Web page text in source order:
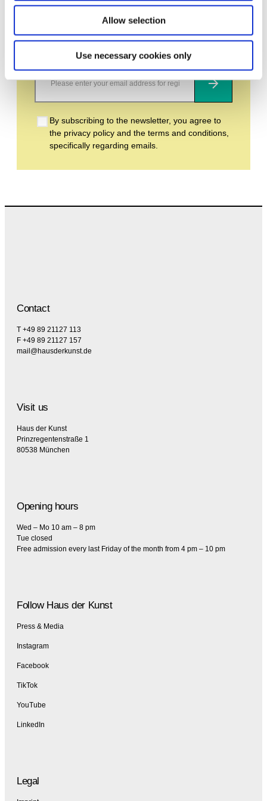
Allow selection
Use necessary cookies only
events and upcoming exhibitions. We look
forward to your next visit!
Email address *
Subscribe
By subscribing to the newsletter, you agree to
the privacy policy and the terms and conditions,
specifically regarding emails.
Contact
T +49 89 21127 113
F +49 89 21127 157
mail@hausderkunst.de
Visit us
Haus der Kunst
Prinzregentenstraße 1
80538 München
Opening hours
Wed – Mo 10 am – 8 pm
Tue closed
Free admission every last Friday of the month from 4 pm – 10 pm
Follow Haus der Kunst
Press & Media
Instagram
Facebook
TikTok
YouTube
LinkedIn
Legal